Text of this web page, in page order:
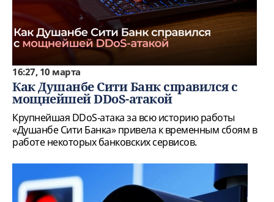
16:27, 10 марта
Как Душанбе Сити Банк справился с
мощнейшей DDoS-атакой
Крупнейшая DDoS-атака за всю историю работы
«Душанбе Сити Банка» привела к временным сбоям в
работе некоторых банковских сервисов.